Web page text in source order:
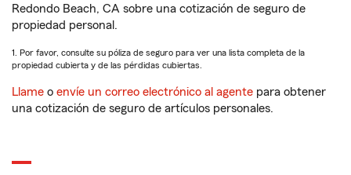
Redondo Beach, CA sobre una cotización de seguro de
propiedad personal.
1. Por favor, consulte su póliza de seguro para ver una lista completa de la
propiedad cubierta y de las pérdidas cubiertas.
Llame o envíe un correo electrónico al agente para obtener
una cotización de seguro de artículos personales.